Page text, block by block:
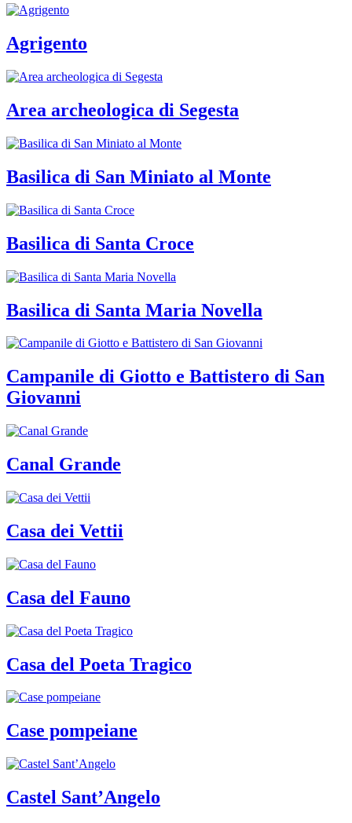
Agrigento
Area archeologica di Segesta
Basilica di San Miniato al Monte
Basilica di Santa Croce
Basilica di Santa Maria Novella
Campanile di Giotto e Battistero di San
Giovanni
Canal Grande
Casa dei Vettii
Casa del Fauno
Casa del Poeta Tragico
Case pompeiane
Castel Sant’Angelo